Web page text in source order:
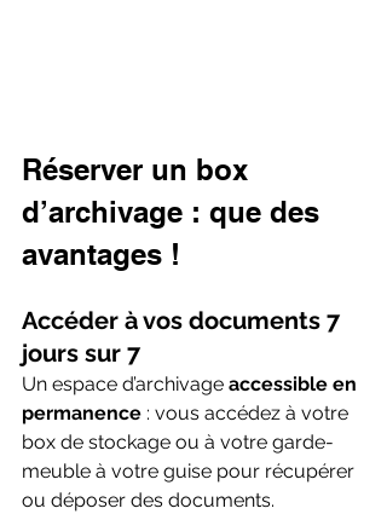
Réserver un box
d’archivage : que des
avantages !
Accéder à vos documents 7
jours sur 7
Un espace d’archivage accessible en
permanence : vous accédez à votre
box de stockage ou à votre garde-
meuble à votre guise pour récupérer
ou déposer des documents.